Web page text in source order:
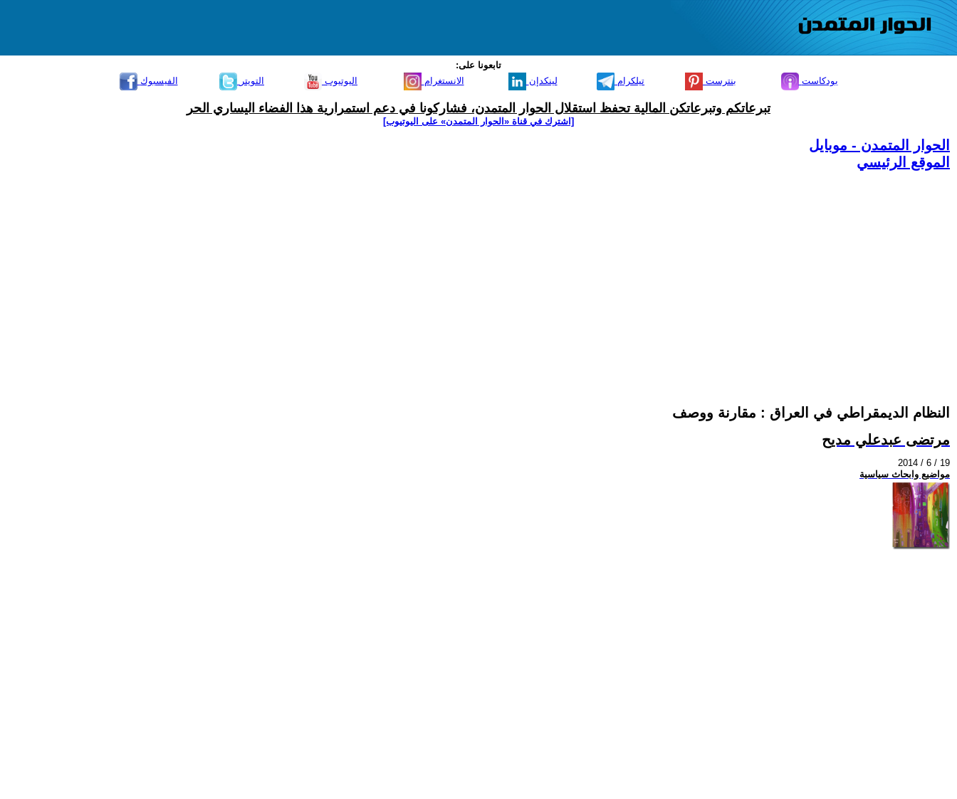
تابعونا على:
الفيسبوك
التويتر اليوتيوب الانستغرام لينكدإن تيلكرام بنترست بودكاست
تبرعاتكم وتبرعاتكن المالية تحفظ استقلال الحوار المتمدن، فشاركونا في دعم استمرارية هذا الفضاء اليساري الحر
[اشترك في قناة ‫«الحوار المتمدن» على اليوتيوب]
الحوار المتمدن - موبايل
الموقع الرئيسي
النظام الديمقراطي في العراق : مقارنة ووصف
مرتضى عبدعلي مديح
2014 / 6 / 19
مواضيع وابحاث سياسية